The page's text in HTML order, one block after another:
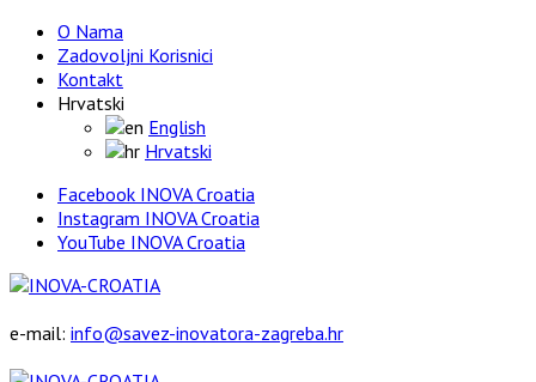
O Nama
Zadovoljni Korisnici
Kontakt
Hrvatski
English
Hrvatski
Facebook INOVA Croatia
Instagram INOVA Croatia
YouTube INOVA Croatia
e-mail: info@savez-inovatora-zagreba.hr